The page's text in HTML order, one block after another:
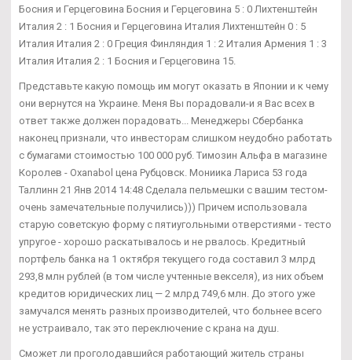
Босния и Герцеговина Босния и Герцеговина 5 : 0 Лихтенштейн
Италия 2 : 1 Босния и Герцеговина Италия Лихтенштейн 0 : 5
Италия Италия 2 : 0 Греция Финляндия 1 : 2 Италия Армения 1 : 3
Италия Италия 2 : 1 Босния и Герцеговина 15.
Представьте какую помощь им могут оказать в Японии и к чему
они вернутся на Украине. Меня Вы порадовали-и я Вас всех в
ответ также должен порадовать... Менеджеры Сбербанка
наконец признали, что инвесторам слишком неудобно работать
с бумагами стоимостью 100 000 руб. Tимозин Альфа в магазине
Королев - Oxanabol цена Рубцовск. Мониика Лариса 53 года
Таллинн 21 Янв 2014 14:48 Сделала пельмешки с вашим тестом-
очень замечательные получились))) Причем использовала
старую советскую форму с пятиугольными отверстиями - тесто
упругое - хорошо раскатывалось и не рвалось. Кредитный
портфель банка на 1 октября текущего года составил 3 млрд
293,8 млн рублей (в том числе учтенные векселя), из них объем
кредитов юридических лиц — 2 млрд 749,6 млн. До этого уже
замучался менять разных производителей, что больнее всего
не устраивало, так это переключение с крана на душ.
Сможет ли проголодавшийся работающий житель страны